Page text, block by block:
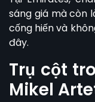
sáng giá mà còn
cống hiến và
đây.
Trụ cột
Mikel